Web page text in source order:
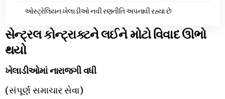
ઓસ્ટ્રેલિયન ખેલાડીઓ નવી રણનીતિ અપનાવી રહ્યા છે
સેન્ટ્રલ કોન્ટ્રાક્ટને લઈને મોટો વિવાદ ઊભો
થયો
ખેલાડીઓમાં નારાજગી વધી
(સંપૂર્ણ સમાચાર સેવા)